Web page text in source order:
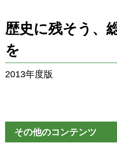
歴史に残そう、
を
2013年度版
その他のコンテンツ